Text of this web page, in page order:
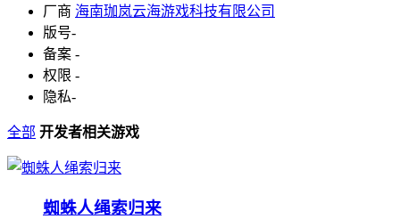
厂商 海南珈岚云海游戏科技有限公司
版号-
备案 -
权限 -
隐私-
全部 开发者相关游戏
蜘蛛人绳索归来